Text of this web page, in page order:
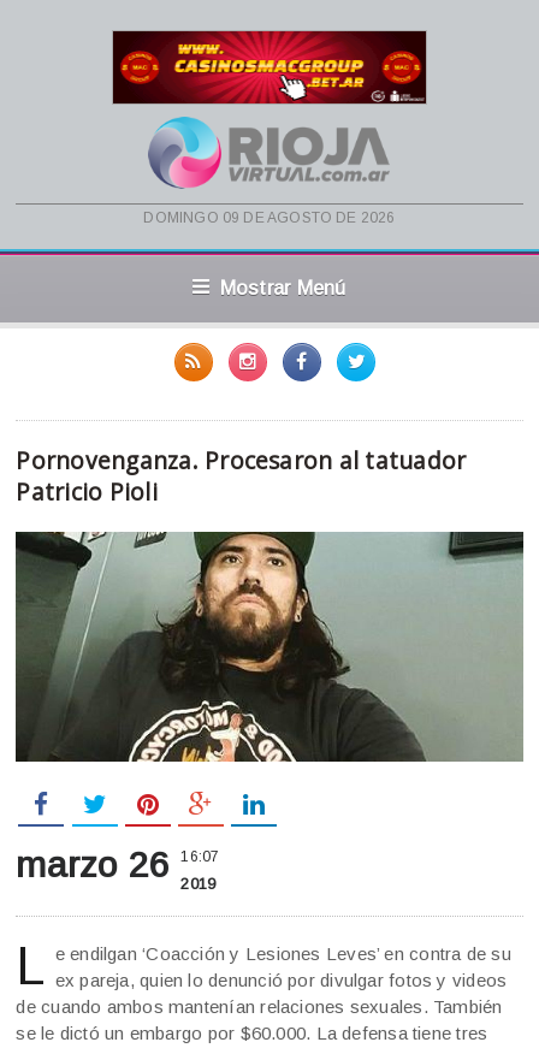
domingo 09 de agosto de 2026
Mostrar Menú
Pornovenganza. Procesaron al tatuador
Patricio Pioli
marzo 26 16:07
2019
L e endilgan ‘Coacción y Lesiones Leves’ en contra de su
ex pareja, quien lo denunció por divulgar fotos y videos
de cuando ambos mantenían relaciones sexuales. También
se le dictó un embargo por $60.000. La defensa tiene tres